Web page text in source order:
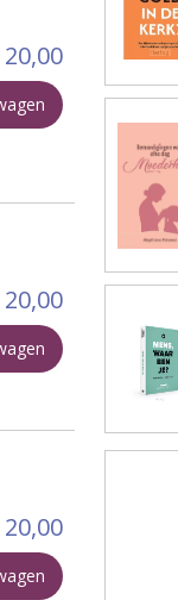
20,00
20,00
20,00